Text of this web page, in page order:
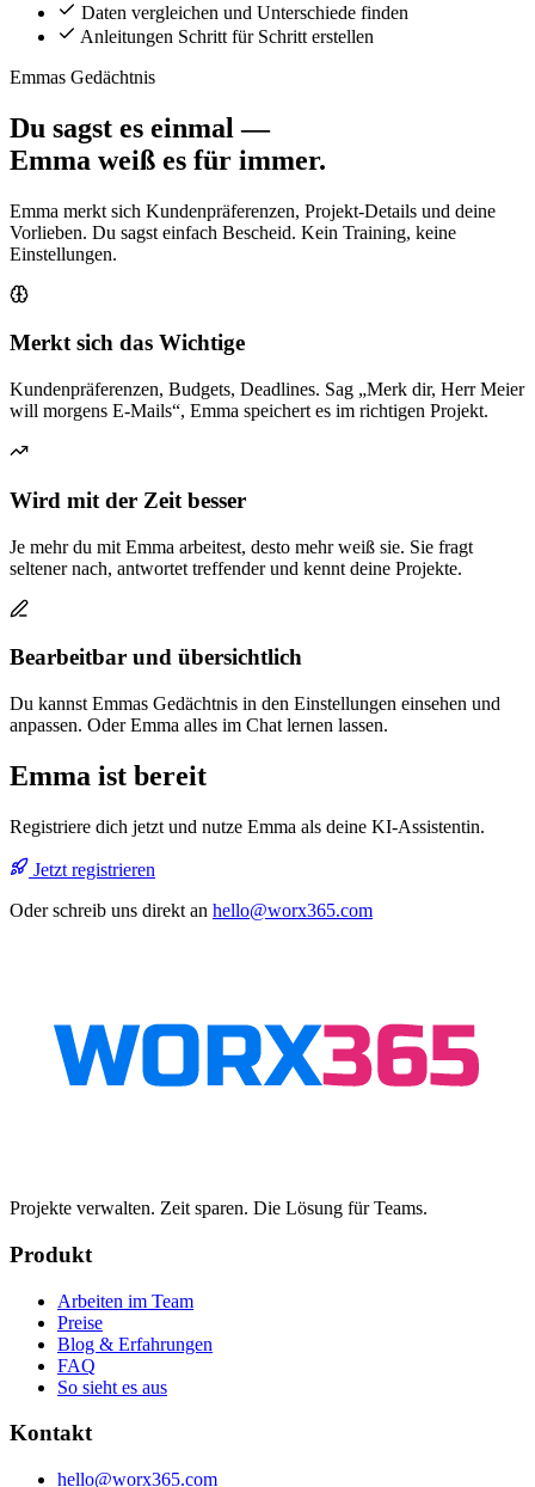
Daten vergleichen und Unterschiede finden
Anleitungen Schritt für Schritt erstellen
Emmas Gedächtnis
Du sagst es einmal —
Emma weiß es für immer.
Emma merkt sich Kundenpräferenzen, Projekt-Details und deine
Vorlieben. Du sagst einfach Bescheid. Kein Training, keine
Einstellungen.
Merkt sich das Wichtige
Kundenpräferenzen, Budgets, Deadlines. Sag „Merk dir, Herr Meier
will morgens E-Mails“, Emma speichert es im richtigen Projekt.
Wird mit der Zeit besser
Je mehr du mit Emma arbeitest, desto mehr weiß sie. Sie fragt
seltener nach, antwortet treffender und kennt deine Projekte.
Bearbeitbar und übersichtlich
Du kannst Emmas Gedächtnis in den Einstellungen einsehen und
anpassen. Oder Emma alles im Chat lernen lassen.
Emma ist bereit
Registriere dich jetzt und nutze Emma als deine KI-Assistentin.
Jetzt registrieren
Oder schreib uns direkt an hello@worx365.com
Projekte verwalten. Zeit sparen. Die Lösung für Teams.
Produkt
Arbeiten im Team
Preise
Blog & Erfahrungen
FAQ
So sieht es aus
Kontakt
hello@worx365.com